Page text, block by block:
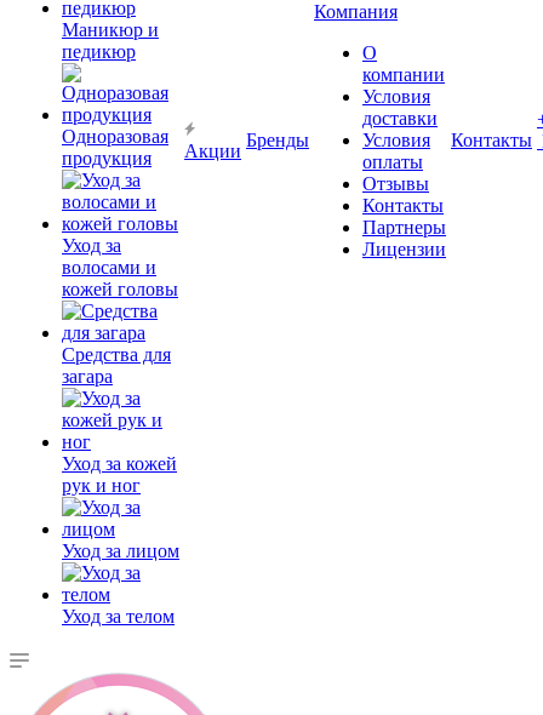
Маникюр и
педикюр
Одноразовая
продукция
Уход за
волосами и
кожей головы
Средства для
загара
Уход за кожей
рук и ног
Уход за лицом
Уход за телом
Акции
Бренды
Компания
О
компании
Условия
доставки
Условия
оплаты
Отзывы
Контакты
Партнеры
Лицензии
Контакты